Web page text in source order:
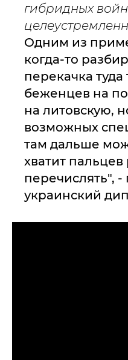
гибридных
Одним из
когда-то
перекачка
беженцев на
на литовскую,
возможных
там дальше
хватит пальцев
перечислять", -
украинский